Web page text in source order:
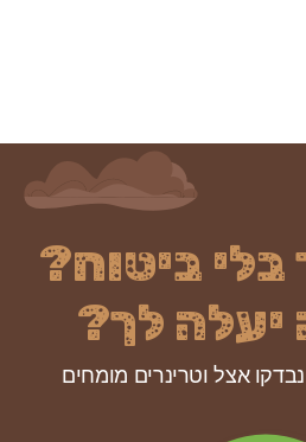
ביטוח?
יעלה לך?
אצל וטרינרים מומחים